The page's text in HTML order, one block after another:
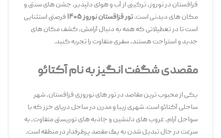
قزاقستان در نوروز، ترکیبی از آب‌ و هوای دلپذیر، جشن ‌های سنتی و
مکان ‌های دیدنی است.تور قزاقستان نوروز ۱۴۰۵
فرصتی استثنایی
است تا در تعطیلاتی که همه به دنبال آرامش، کشف مکان ‌های
جدید و استراحت هستند، سفری متفاوت را تجربه کنید.
مقصدی شگفت‌انگیز به نام آکتائو
یکی از محبوب ‌ترین مقاصد در تور های نوروزی قزاقستان، شهر
ساحلی آکتائو است. شهری زیبا و مدرن در ساحل دریای خزر که با
سواحل آرام، غروب ‌های دلنشین و جاذبه ‌های توریستی متفاوت، به
سرعت در حال تبدیل شدن به یک مقصد پرطرفدار در منطقه است.